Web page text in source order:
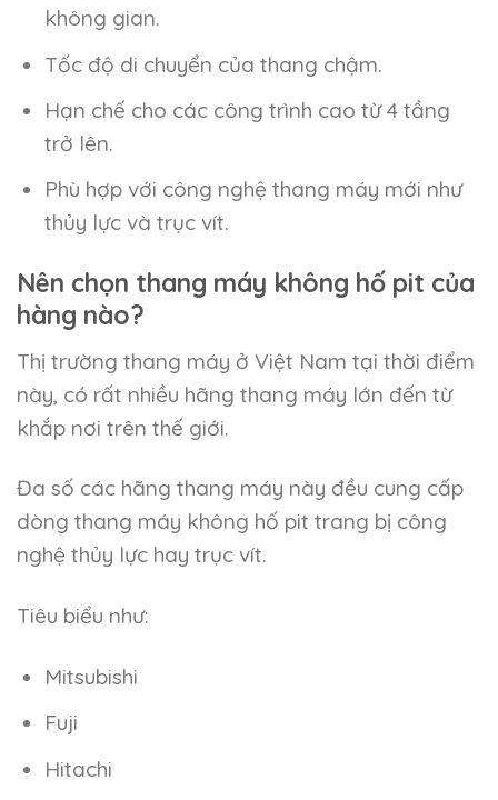
không gian.
Tốc độ di chuyển của thang chậm.
Hạn chế cho các công trình cao từ 4 tầng
trở lên.
Phù hợp với công nghệ thang máy mới như
thủy lực và trục vít.
Nên chọn thang máy không hố pit của
hàng nào?
Thị trường thang máy ở Việt Nam tại thời điểm
này, có rất nhiều hãng thang máy lớn đến từ
khắp nơi trên thế giới.
Đa số các hãng thang máy này đều cung cấp
dòng thang máy không hố pit trang bị công
nghệ thủy lực hay trục vít.
Tiêu biểu như:
Mitsubishi
Fuji
Hitachi